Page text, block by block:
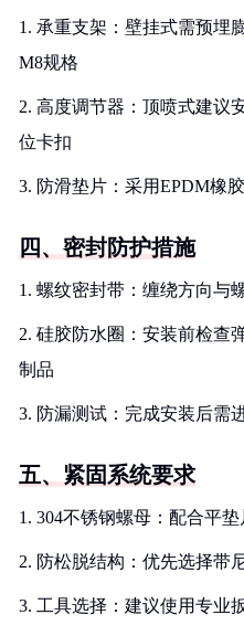
1. 承重支架：壁挂式需预埋
M8规格
2. 高度调节器：顶喷式建议
位卡扣
3. 防滑垫片：采用EPDM橡
四、密封防护措施
1. 螺纹密封带：缠绕方向与
2. 硅胶防水圈：安装前检查
制品
3. 防漏测试：完成安装后需
五、紧固系统要求
1. 304不锈钢螺母：配合平
2. 防松脱结构：优先选择带
3. 工具选择：建议使用专业